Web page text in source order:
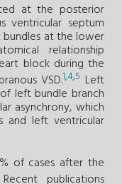
at the posterior
ventricular septum
at the lower
relationship
block during the
VSD.1,4,5 Left
left bundle branch
asynchrony, which
and left ventricular
of cases after the
Recent publications